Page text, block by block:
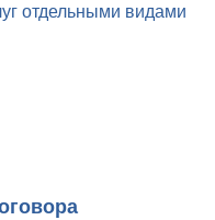
отдельными видами